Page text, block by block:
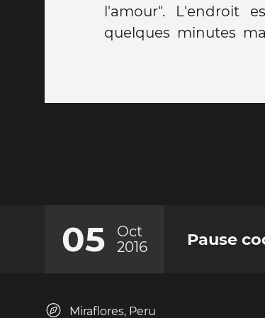
l'amour". L'endroit
quelques minutes
05
Oct
2016
Pause
Miraflores, Peru